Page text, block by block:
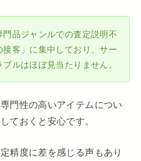
品ジャンルでの査定説明不
客」に集中しており、サー
ルはほぼ見当たりません。
門性の高いアイテムについ
ておくと安心です。
精度に差を感じる声もあり